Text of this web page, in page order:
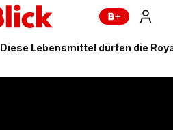
Diese Lebensmittel dürfen die